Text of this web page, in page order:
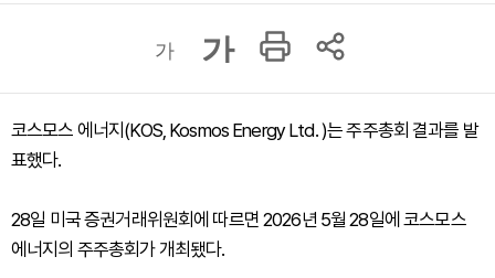
가 가
코스모스 에너지(KOS, Kosmos Energy Ltd. )는 주주총회 결과를 발
표했다.
28일 미국 증권거래위원회에 따르면 2026년 5월 28일에 코스모스
에너지의 주주총회가 개최됐다.